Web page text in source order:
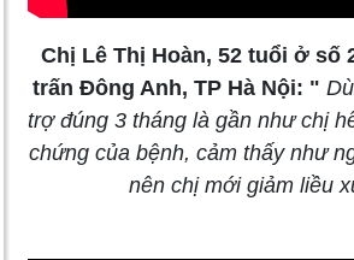
Chị Lê Thị Hoàn, 52 tuổi ở số
trấn Đông Anh, TP Hà Nội: "
trợ đúng 3 tháng là gần như chị
chứng của bệnh, cảm thấy như
nên chị mới giảm liều